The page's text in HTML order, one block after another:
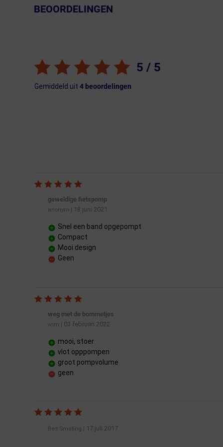
← Terug naar productnavigatie
BEOORDELINGEN
5 / 5
Gemiddeld uit 4beoordelingen
geweldige fietspomp
anonym | 18 juni 2021
Snel een band opgepompt
Compact
Mooi design
Geen
weg met de bommetjes
wim | 03 februari 2022
mooi, stoer
vlot opppompen
groot pompvolume
geen
Bert Smaling | 17 juli 2017